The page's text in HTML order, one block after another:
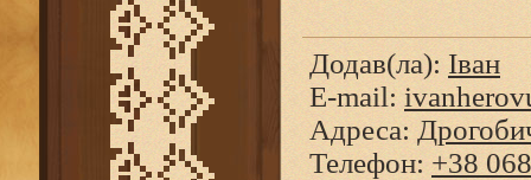
Додав(ла): Іван
E-mail:
Адреса:
Телефон: +38